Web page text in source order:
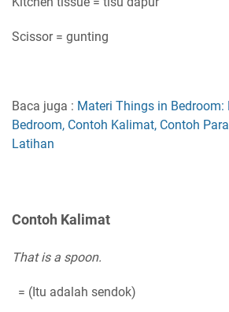
Scissor = gunting
Baca juga : Materi Things in
Bedroom, Contoh Kalimat, Contoh
Latihan
Contoh Kalimat
That is a spoon.
= (Itu adalah sendok)